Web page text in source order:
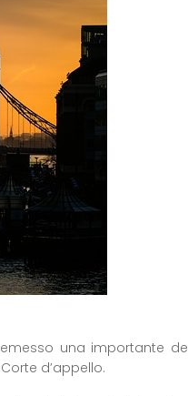
una importante
d’appello.